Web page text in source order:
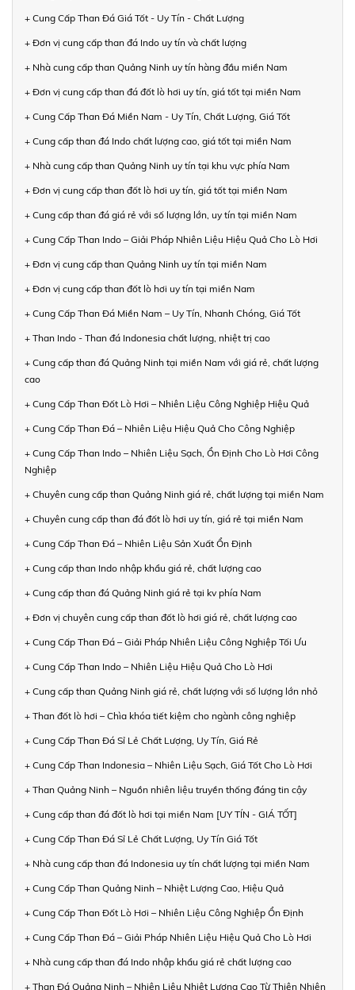
+ Cung Cấp Than Đá Giá Tốt - Uy Tín - Chất Lượng
+ Đơn vị cung cấp than đá Indo uy tín và chất lượng
+ Nhà cung cấp than Quảng Ninh uy tín hàng đầu miền Nam
+ Đơn vị cung cấp than đá đốt lò hơi uy tín, giá tốt tại miền Nam
+ Cung Cấp Than Đá Miền Nam - Uy Tín, Chất Lượng, Giá Tốt
+ Cung cấp than đá Indo chất lượng cao, giá tốt tại miền Nam
+ Nhà cung cấp than Quảng Ninh uy tín tại khu vực phía Nam
+ Đơn vị cung cấp than đốt lò hơi uy tín, giá tốt tại miền Nam
+ Cung cấp than đá giá rẻ với số lượng lớn, uy tín tại miền Nam
+ Cung Cấp Than Indo – Giải Pháp Nhiên Liệu Hiệu Quả Cho Lò Hơi
+ Đơn vị cung cấp than Quảng Ninh uy tín tại miền Nam
+ Đơn vị cung cấp than đốt lò hơi uy tín tại miền Nam
+ Cung Cấp Than Đá Miền Nam – Uy Tín, Nhanh Chóng, Giá Tốt
+ Than Indo - Than đá Indonesia chất lượng, nhiệt trị cao
+ Cung cấp than đá Quảng Ninh tại miền Nam với giá rẻ, chất lượng
cao
+ Cung Cấp Than Đốt Lò Hơi – Nhiên Liệu Công Nghiệp Hiệu Quả
+ Cung Cấp Than Đá – Nhiên Liệu Hiệu Quả Cho Công Nghiệp
+ Cung Cấp Than Indo – Nhiên Liệu Sạch, Ổn Định Cho Lò Hơi Công
Nghiệp
+ Chuyên cung cấp than Quảng Ninh giá rẻ, chất lượng tại miền Nam
+ Chuyên cung cấp than đá đốt lò hơi uy tín, giá rẻ tại miền Nam
+ Cung Cấp Than Đá – Nhiên Liệu Sản Xuất Ổn Định
+ Cung cấp than Indo nhập khẩu giá rẻ, chất lượng cao
+ Cung cấp than đá Quảng Ninh giá rẻ tại kv phía Nam
+ Đơn vị chuyên cung cấp than đốt lò hơi giá rẻ, chất lượng cao
+ Cung Cấp Than Đá – Giải Pháp Nhiên Liệu Công Nghiệp Tối Ưu
+ Cung Cấp Than Indo – Nhiên Liệu Hiệu Quả Cho Lò Hơi
+ Cung cấp than Quảng Ninh giá rẻ, chất lượng với số lượng lớn nhỏ
+ Than đốt lò hơi – Chìa khóa tiết kiệm cho ngành công nghiệp
+ Cung Cấp Than Đá Sỉ Lẻ Chất Lượng, Uy Tín, Giá Rẻ
+ Cung Cấp Than Indonesia – Nhiên Liệu Sạch, Giá Tốt Cho Lò Hơi
+ Than Quảng Ninh – Nguồn nhiên liệu truyền thống đáng tin cậy
+ Cung cấp than đá đốt lò hơi tại miền Nam [UY TÍN - GIÁ TỐT]
+ Cung Cấp Than Đá Sỉ Lẻ Chất Lượng, Uy Tín Giá Tốt
+ Nhà cung cấp than đá Indonesia uy tín chất lượng tại miền Nam
+ Cung Cấp Than Quảng Ninh – Nhiệt Lượng Cao, Hiệu Quả
+ Cung Cấp Than Đốt Lò Hơi – Nhiên Liệu Công Nghiệp Ổn Định
+ Cung Cấp Than Đá – Giải Pháp Nhiên Liệu Hiệu Quả Cho Lò Hơi
+ Nhà cung cấp than đá Indo nhập khẩu giá rẻ chất lượng cao
+ Than Đá Quảng Ninh – Nhiên Liệu Nhiệt Lượng Cao Từ Thiên Nhiên